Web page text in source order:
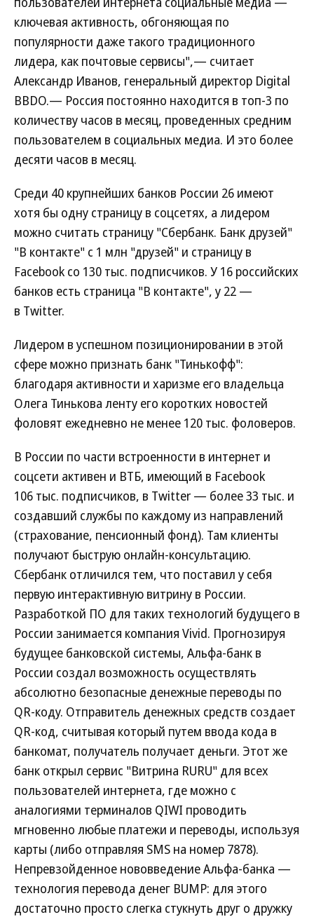
ключевая активность, обгоняющая по
популярности даже такого традиционного
лидера, как почтовые сервисы",— считает
Александр Иванов, генеральный директор Digital
BBDO.— Россия постоянно находится в топ-3 по
количеству часов в месяц, проведенных средним
пользователем в социальных медиа. И это более
десяти часов в месяц.
Среди 40 крупнейших банков России 26 имеют
хотя бы одну страницу в соцсетях, а лидером
можно считать страницу "Сбербанк. Банк друзей"
"В контакте" с 1 млн "друзей" и страницу в
Facebook со 130 тыс. подписчиков. У 16 российских
банков есть страница "В контакте", у 22 —
в Twitter.
Лидером в успешном позиционировании в этой
сфере можно признать банк "Тинькофф":
благодаря активности и харизме его владельца
Олега Тинькова ленту его коротких новостей
фоловят ежедневно не менее 120 тыс. фоловеров.
В России по части встроенности в интернет и
соцсети активен и ВТБ, имеющий в Facebook
106 тыс. подписчиков, в Twitter — более 33 тыс. и
создавший службы по каждому из направлений
(страхование, пенсионный фонд). Там клиенты
получают быструю онлайн-консультацию.
Сбербанк отличился тем, что поставил у себя
первую интерактивную витрину в России.
Разработкой ПО для таких технологий будущего в
России занимается компания Vivid. Прогнозируя
будущее банковской системы, Альфа-банк в
России создал возможность осуществлять
абсолютно безопасные денежные переводы по
QR-коду. Отправитель денежных средств создает
QR-код, считывая который путем ввода кода в
банкомат, получатель получает деньги. Этот же
банк открыл сервис "Витрина RURU" для всех
пользователей интернета, где можно с
аналогиями терминалов QIWI проводить
мгновенно любые платежи и переводы, используя
карты (либо отправляя SMS на номер 7878).
Непревзойденное нововведение Альфа-банка —
технология перевода денег BUMP: для этого
достаточно просто слегка стукнуть друг о дружку